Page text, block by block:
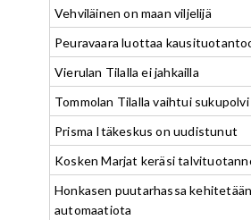
Vehviläinen on maan viljelijä
Peuravaara luottaa
Vierulan Tilalla ei jahkailla
Tommolan Tilalla vaihtui sukupolvi
Prisma Itäkeskus on uudistunut
Kosken Marjat keräsi
Honkasen puutarhassa
automaatiota